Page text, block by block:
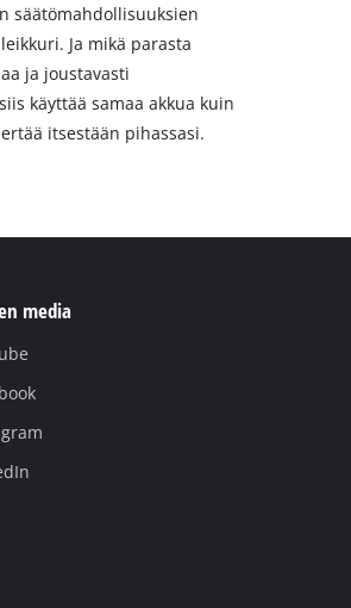
säätömahdollisuuksien
Ja mikä parasta
ja joustavasti
käyttää samaa akkua kuin
itsestään pihassasi.
media